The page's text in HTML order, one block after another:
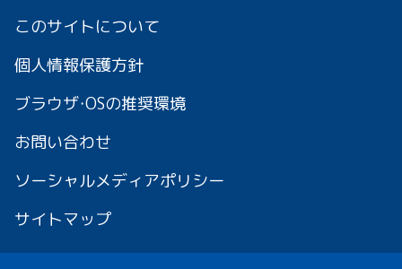
このサイトについて
個人情報保護方針
ブラウザ・OSの推奨環境
お問い合わせ
ソーシャルメディアポリシー
サイトマップ